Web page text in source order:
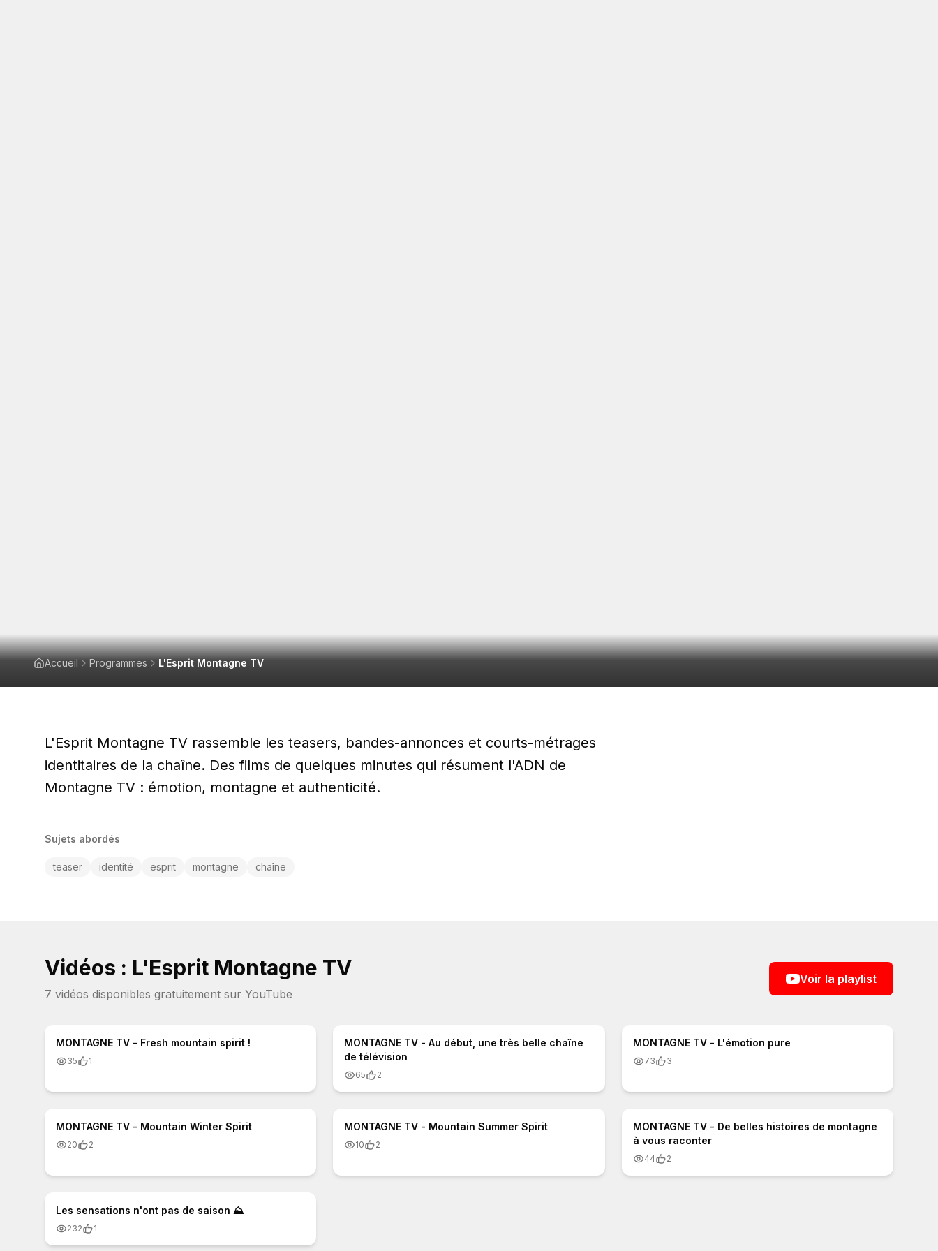
Accueil Programmes L'Esprit Montagne TV
L'Esprit Montagne TV rassemble les teasers, bandes-annonces et courts-métrages
identitaires de la chaîne. Des films de quelques minutes qui résument l'ADN de
Montagne TV : émotion, montagne et authenticité.
Sujets abordés
teaser identité esprit montagne chaîne
Vidéos : L'Esprit Montagne TV
7 vidéos disponibles gratuitement sur YouTube
Voir la playlist
MONTAGNE TV - Fresh mountain spirit !
35 1
MONTAGNE TV - Au début, une très belle chaîne
de télévision
65 2
MONTAGNE TV - L'émotion pure
73 3
2:02
MONTAGNE TV - Mountain Winter Spirit
20 2
2:35
MONTAGNE TV - Mountain Summer Spirit
10 2
2:42
MONTAGNE TV - De belles histoires de montagne
à vous raconter
44
2
0:38
Les sensations n'ont pas de saison ⛰
232 1